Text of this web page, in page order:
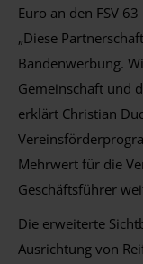
Euro an den FSV
„Diese
Bandenwerbung.
Gemeinschaft und
erklärt Christian
Mehrwert für die
Geschäftsführer
Die erweiterte
Ausrichtung von